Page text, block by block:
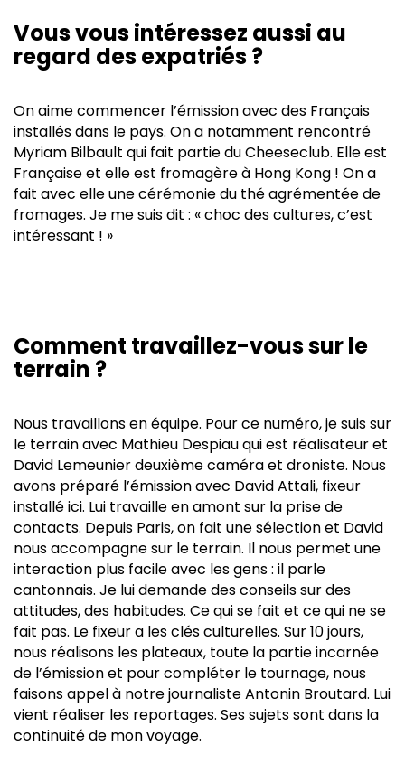
Vous vous intéressez aussi au
regard des expatriés ?
On aime commencer l’émission avec des Français
installés dans le pays. On a notamment rencontré
Myriam Bilbault qui fait partie du Cheeseclub. Elle est
Française et elle est fromagère à Hong Kong ! On a
fait avec elle une cérémonie du thé agrémentée de
fromages. Je me suis dit : « choc des cultures, c’est
intéressant ! »
Comment travaillez-vous sur le
terrain ?
Nous travaillons en équipe. Pour ce numéro, je suis sur
le terrain avec Mathieu Despiau qui est réalisateur et
David Lemeunier deuxième caméra et droniste. Nous
avons préparé l’émission avec David Attali, fixeur
installé ici. Lui travaille en amont sur la prise de
contacts. Depuis Paris, on fait une sélection et David
nous accompagne sur le terrain. Il nous permet une
interaction plus facile avec les gens : il parle
cantonnais. Je lui demande des conseils sur des
attitudes, des habitudes. Ce qui se fait et ce qui ne se
fait pas. Le fixeur a les clés culturelles. Sur 10 jours,
nous réalisons les plateaux, toute la partie incarnée
de l’émission et pour compléter le tournage, nous
faisons appel à notre journaliste Antonin Broutard. Lui
vient réaliser les reportages. Ses sujets sont dans la
continuité de mon voyage.